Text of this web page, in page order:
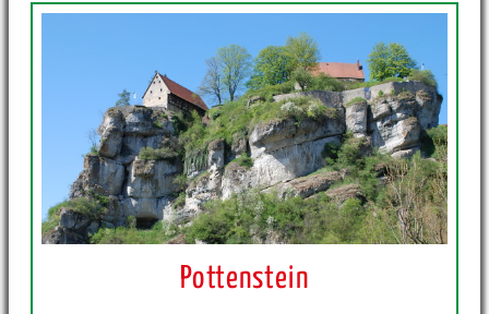
Pottenstein